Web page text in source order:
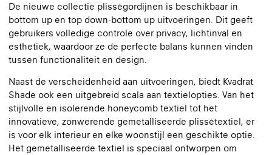
De nieuwe collectie plisségordijnen is beschikbaar in
bottom up en top down-bottom up uitvoeringen. Dit geeft
gebruikers volledige controle over privacy, lichtinval en
esthetiek, waardoor ze de perfecte balans kunnen vinden
tussen functionaliteit en design.
Naast de verscheidenheid aan uitvoeringen, biedt Kvadrat
Shade ook een uitgebreid scala aan textielopties. Van het
stijlvolle en isolerende honeycomb textiel tot het
innovatieve, zonwerende gemetalliseerde plissétextiel, er
is voor elk interieur en elke woonstijl een geschikte optie.
Het gemetalliseerde textiel is speciaal ontworpen om